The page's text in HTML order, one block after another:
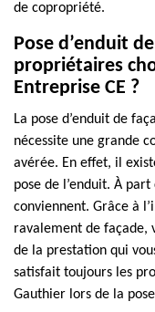
de copropriété.
Pose d’enduit
propriétaires
Entreprise CE ?
La pose d’enduit de
nécessite une grande
avérée. En effet, il
pose de l’enduit. À
conviennent. Grâce à
ravalement de façade,
de la prestation qui
satisfait toujours les
Gauthier lors de la